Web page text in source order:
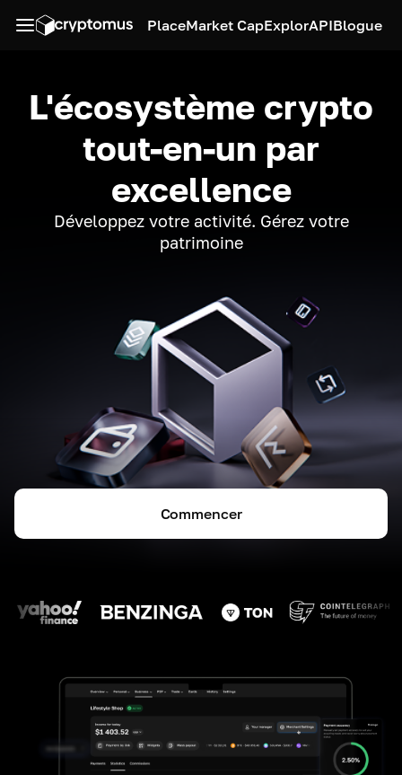
PlaceMarket CapExplorAPIBlogue
L'écosystème crypto
tout-en-un par
excellence
Développez votre activité. Gérez votre
patrimoine
Commencer